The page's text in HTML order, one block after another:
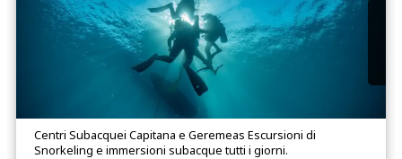
Centri Subacquei Capitana e Geremeas Escursioni di
Snorkeling e immersioni subacque tutti i giorni.